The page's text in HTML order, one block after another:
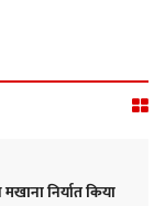
निर्यात किया